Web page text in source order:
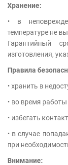
Хранение:
• в
температуре не
Гарантийный
изготовления,
Правила
• хранить в
• во время
• избегать
• в случае
при
Внимание: